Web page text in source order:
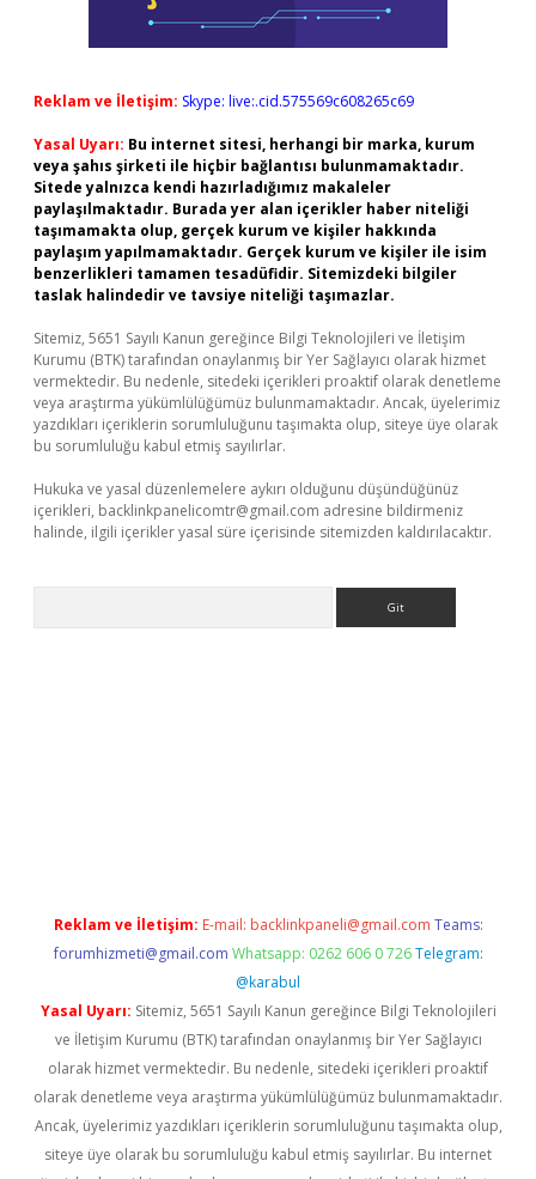
Reklam ve İletişim: Skype: live:.cid.575569c608265c69
Yasal Uyarı: Bu internet sitesi, herhangi bir marka, kurum
veya şahıs şirketi ile hiçbir bağlantısı bulunmamaktadır.
Sitede yalnızca kendi hazırladığımız makaleler
paylaşılmaktadır. Burada yer alan içerikler haber niteliği
taşımamakta olup, gerçek kurum ve kişiler hakkında
paylaşım yapılmamaktadır. Gerçek kurum ve kişiler ile isim
benzerlikleri tamamen tesadüfidir. Sitemizdeki bilgiler
taslak halindedir ve tavsiye niteliği taşımazlar.
Sitemiz, 5651 Sayılı Kanun gereğince Bilgi Teknolojileri ve İletişim
Kurumu (BTK) tarafından onaylanmış bir Yer Sağlayıcı olarak hizmet
vermektedir. Bu nedenle, sitedeki içerikleri proaktif olarak denetleme
veya araştırma yükümlülüğümüz bulunmamaktadır. Ancak, üyelerimiz
yazdıkları içeriklerin sorumluluğunu taşımakta olup, siteye üye olarak
bu sorumluluğu kabul etmiş sayılırlar.
Hukuka ve yasal düzenlemelere aykırı olduğunu düşündüğünüz
içerikleri, backlinkpanelicomtr@gmail.com adresine bildirmeniz
halinde, ilgili içerikler yasal süre içerisinde sitemizden kaldırılacaktır.
Reklam ve İletişim: E-mail: backlinkpaneli@gmail.com Teams:
forumhizmeti@gmail.com Whatsapp: 0262 606 0 726 Telegram:
@karabul
Yasal Uyarı: Sitemiz, 5651 Sayılı Kanun gereğince Bilgi Teknolojileri
ve İletişim Kurumu (BTK) tarafından onaylanmış bir Yer Sağlayıcı
olarak hizmet vermektedir. Bu nedenle, sitedeki içerikleri proaktif
olarak denetleme veya araştırma yükümlülüğümüz bulunmamaktadır.
Ancak, üyelerimiz yazdıkları içeriklerin sorumluluğunu taşımakta olup,
siteye üye olarak bu sorumluluğu kabul etmiş sayılırlar. Bu internet